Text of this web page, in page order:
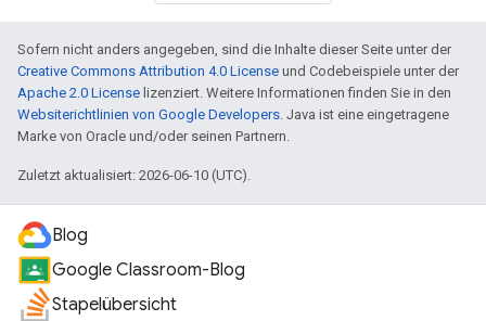
Sofern nicht anders angegeben, sind die Inhalte dieser Seite unter der
Creative Commons Attribution 4.0 License und Codebeispiele unter der
Apache 2.0 License lizenziert. Weitere Informationen finden Sie in den
Websiterichtlinien von Google Developers. Java ist eine eingetragene
Marke von Oracle und/oder seinen Partnern.
Zuletzt aktualisiert: 2026-06-10 (UTC).
Blog
Google Classroom-Blog
Stapelübersicht